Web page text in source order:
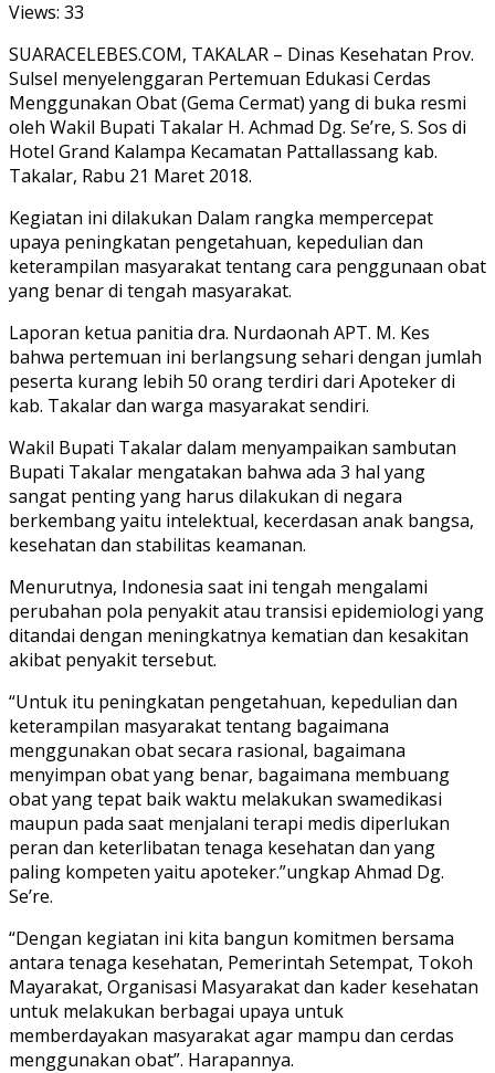
Views: 33
SUARACELEBES.COM, TAKALAR – Dinas Kesehatan Prov.
Sulsel menyelenggaran Pertemuan Edukasi Cerdas
Menggunakan Obat (Gema Cermat) yang di buka resmi
oleh Wakil Bupati Takalar H. Achmad Dg. Se’re, S. Sos di
Hotel Grand Kalampa Kecamatan Pattallassang kab.
Takalar, Rabu 21 Maret 2018.
Kegiatan ini dilakukan Dalam rangka mempercepat
upaya peningkatan pengetahuan, kepedulian dan
keterampilan masyarakat tentang cara penggunaan obat
yang benar di tengah masyarakat.
Laporan ketua panitia dra. Nurdaonah APT. M. Kes
bahwa pertemuan ini berlangsung sehari dengan jumlah
peserta kurang lebih 50 orang terdiri dari Apoteker di
kab. Takalar dan warga masyarakat sendiri.
Wakil Bupati Takalar dalam menyampaikan sambutan
Bupati Takalar mengatakan bahwa ada 3 hal yang
sangat penting yang harus dilakukan di negara
berkembang yaitu intelektual, kecerdasan anak bangsa,
kesehatan dan stabilitas keamanan.
Menurutnya, Indonesia saat ini tengah mengalami
perubahan pola penyakit atau transisi epidemiologi yang
ditandai dengan meningkatnya kematian dan kesakitan
akibat penyakit tersebut.
“Untuk itu peningkatan pengetahuan, kepedulian dan
keterampilan masyarakat tentang bagaimana
menggunakan obat secara rasional, bagaimana
menyimpan obat yang benar, bagaimana membuang
obat yang tepat baik waktu melakukan swamedikasi
maupun pada saat menjalani terapi medis diperlukan
peran dan keterlibatan tenaga kesehatan dan yang
paling kompeten yaitu apoteker.”ungkap Ahmad Dg.
Se’re.
“Dengan kegiatan ini kita bangun komitmen bersama
antara tenaga kesehatan, Pemerintah Setempat, Tokoh
Mayarakat, Organisasi Masyarakat dan kader kesehatan
untuk melakukan berbagai upaya untuk
memberdayakan masyarakat agar mampu dan cerdas
menggunakan obat”. Harapannya.